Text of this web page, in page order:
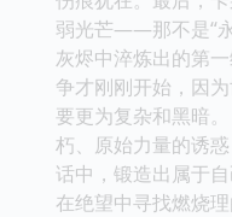
弱光芒——那不是“
灰烬中淬炼出的第
争才刚刚开始，因
要更为复杂和黑暗
朽、原始力量的诱
话中，锻造出属于
在绝望中寻找燃烧理